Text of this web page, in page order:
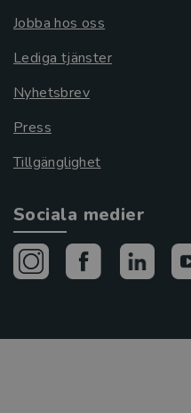
Jobba hos oss
Lediga tjänster
Nyhetsbrev
Press
Tillgänglighet
Sociala medier